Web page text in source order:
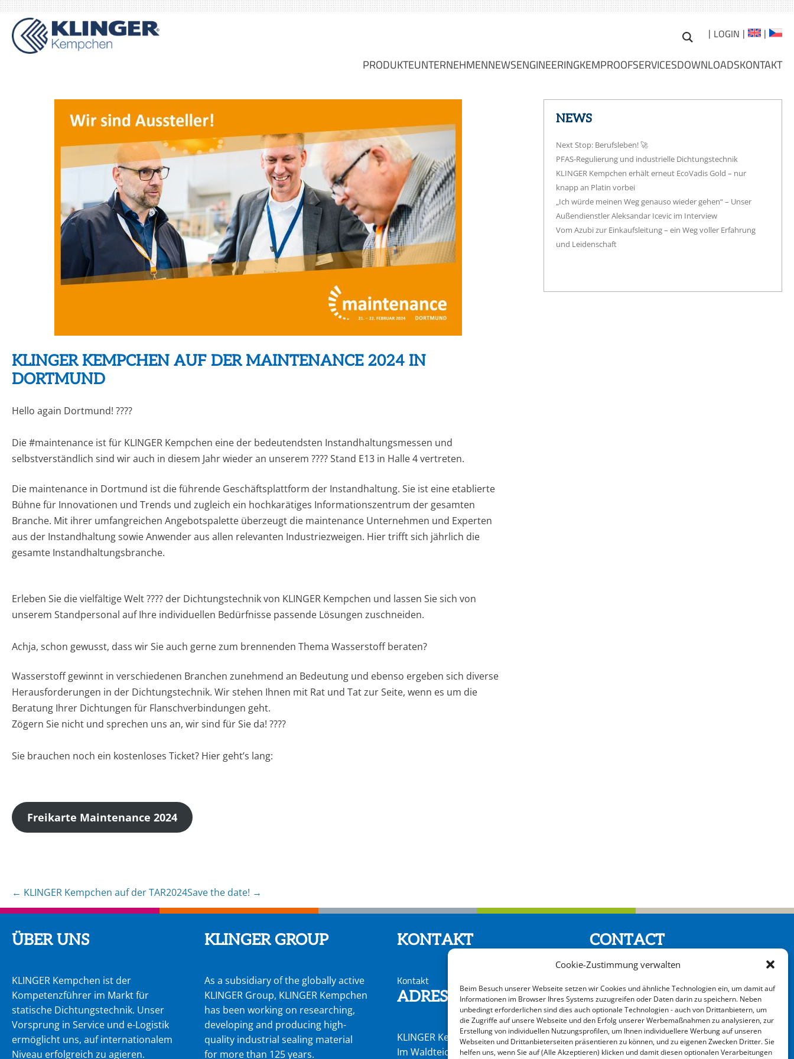
Cookie-Zustimmung verwalten
Beim Besuch unserer Webseite setzen wir Cookies und ähnliche Technologien ein, um damit auf
Informationen im Browser Ihres Systems zuzugreifen oder Daten darin zu speichern. Neben
unbedingt erforderlichen sind dies auch optionale Technologien - auch von Drittanbietern, um
die Zugriffe auf unsere Webseite und den Erfolg unserer Werbemaßnahmen zu analysieren, zur
Erstellung von individuellen Nutzungsprofilen, um Ihnen individuellere Werbung auf unseren
Webseiten und Drittanbieterseiten präsentieren zu können, und zu eigenen Zwecken Dritter. Sie
helfen uns, wenn Sie auf (Alle Akzeptieren) klicken und damit diesen optionalen Verarbeitungen
LOGIN
Suchen
nach:
Skip
PRODUKTE
METALL-WEICHSTOFF-DICHTUNGEN
PTFE-UMMANTELTE DICHTUNGEN
METALL-DICHTUNGEN
VERSCHLUSSDECKEL-DICHTUNGEN
SPEZIELLE DICHTUNGEN
STOPFBUCHSPACKUNGEN
KOMPENSATOREN
STECKSCHEIBEN
UNTERNEHMEN
ÜBER UNS
VISION, MISSION UND WERTE
NACHHALTIGKEIT
FIRMENPROFIL
BRANCHEN
SERVICESTÜTZPUNKTE
KLINGER GRUPPE
KARRIERE
NEWSENGINEERING
ENGINEERING SERVICES
DICHTVERBINDUNGEN
METALLISCHEN
DICHTUNGEN
ROHRSTATISCHE ANALYSEN
ROHRKLASSENAUSLEGUNG
DAMAGE INVESTIGATION
ROOT CAUSE ANALYSIS
UNTERSUCHUNGEN
DICHTUNGSWERKSTOFFEN
ERMITTLUNG VON
DICHTUNGSKENNWERTEN
PRAKTISCHE
EP-SERVICES
KLINGER BABSY
BABSY MODULE
KEMPROOFSERVICES
KEMPROOF
SHUT
DOWNLOADSKONTAKT
KLINGER KEMPCHEN AUF DER MAINTENANCE 2024 IN
DORTMUND
Hello again Dortmund! ????
Die #maintenance ist für KLINGER Kempchen eine der bedeutendsten Instandhaltungsmessen und
selbstverständlich sind wir auch in diesem Jahr wieder an unserem ???? Stand E13 in Halle 4 vertreten.
Die maintenance in Dortmund ist die führende Geschäftsplattform der Instandhaltung. Sie ist eine etablierte
Bühne für Innovationen und Trends und zugleich ein hochkarätiges Informationszentrum der gesamten
Branche. Mit ihrer umfangreichen Angebotspalette überzeugt die maintenance Unternehmen und Experten
aus der Instandhaltung sowie Anwender aus allen relevanten Industriezweigen. Hier trifft sich jährlich die
gesamte Instandhaltungsbranche.
Erleben Sie die vielfältige Welt ???? der Dichtungstechnik von KLINGER Kempchen und lassen Sie sich von
unserem Standpersonal auf Ihre individuellen Bedürfnisse passende Lösungen zuschneiden.
Achja, schon gewusst, dass wir Sie auch gerne zum brennenden Thema Wasserstoff beraten?
Wasserstoff gewinnt in verschiedenen Branchen zunehmend an Bedeutung und ebenso ergeben sich diverse
Herausforderungen in der Dichtungstechnik. Wir stehen Ihnen mit Rat und Tat zur Seite, wenn es um die
Beratung Ihrer Dichtungen für Flanschverbindungen geht.
Zögern Sie nicht und sprechen uns an, wir sind für Sie da! ????
Sie brauchen noch ein kostenloses Ticket? Hier geht’s lang:
Freikarte Maintenance 2024
Post
navigation
← KLINGER Kempchen auf der TAR2024Save the date! →
NEWS
Next Stop: Berufsleben! 🚀
PFAS-Regulierung und industrielle Dichtungstechnik
KLINGER Kempchen erhält erneut EcoVadis Gold – nur
knapp an Platin vorbei
„Ich würde meinen Weg genauso wieder gehen“ – Unser
Außendienstler Aleksandar Icevic im Interview
Vom Azubi zur Einkaufsleitung – ein Weg voller Erfahrung
und Leidenschaft
ÜBER UNS
KLINGER Kempchen ist der
Kompetenzführer im Markt für
statische Dichtungstechnik. Unser
Vorsprung in Service und e-Logistik
ermöglicht uns, auf internationalem
Niveau erfolgreich zu agie­ren.
KLINGER GROUP
As a subsidiary of the globally active
KLINGER Group, KLINGER Kempchen
has been working on researching,
developing and producing high-
quality industrial sealing material
for more than 125 years.
KONTAKT
Kontakt
CONTACT
ADRESSE
KLINGER Kempchen GmbH
Im Waldteich 21 » D-46147